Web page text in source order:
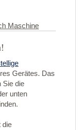
Maschine
Gerätes. Das
Sie die
unten
die